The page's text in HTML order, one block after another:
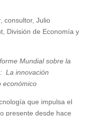
consultor, Julio
División de Economía y
Mundial sobre la
La innovación
económico
que impulsa el
presente desde hace